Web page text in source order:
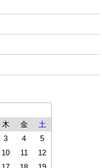
木 金
土
3 4
5
10 11
12